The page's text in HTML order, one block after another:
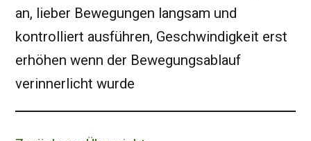
an, lieber Bewegungen langsam und
kontrolliert ausführen, Geschwindigkeit erst
erhöhen wenn der Bewegungsablauf
verinnerlicht wurde